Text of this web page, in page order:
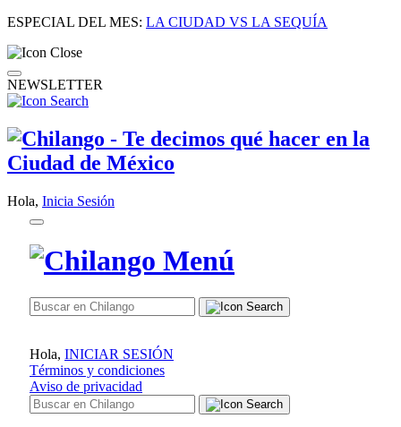
ESPECIAL DEL MES: LA CIUDAD VS LA SEQUÍA
NEWSLETTER
Hola, Inicia Sesión
Hola, INICIAR SESIÓN
Términos y condiciones
Aviso de privacidad